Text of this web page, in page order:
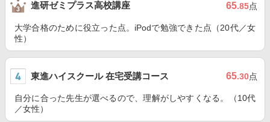
進研ゼミプラス高校講座 65.85点
大学合格のために役立った点。iPodで勉強できた点（20代／女
性）
東進ハイスクール 在宅受講コース 65.30点
自分に合った先生が選べるので、理解がしやすくなる。（10代
／女性）